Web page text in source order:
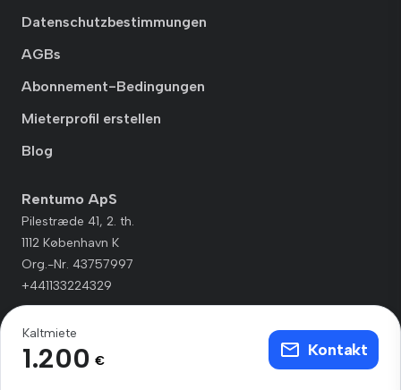
Kaltmiete
1.200 €
Kontakt
Datenschutzbestimmungen
AGBs
Abonnement-Bedingungen
Mieterprofil erstellen
Blog
Rentumo ApS
Pilestræde 41, 2. th.
1112 København K
Org.-Nr. 43757997
+441133224329